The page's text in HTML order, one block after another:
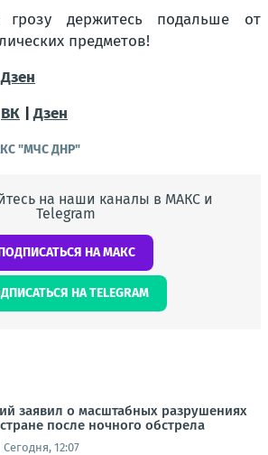
держитесь подальше от
предметов!
|Дзен
ВК |Дзен
"МЧС ДНР"
на наши каналы в МАКС и
Telegram
НА МАКС
НА TELEGRAM
заявил о масштабных разрушениях
после ночного обстрела
Сегодня, 12:07